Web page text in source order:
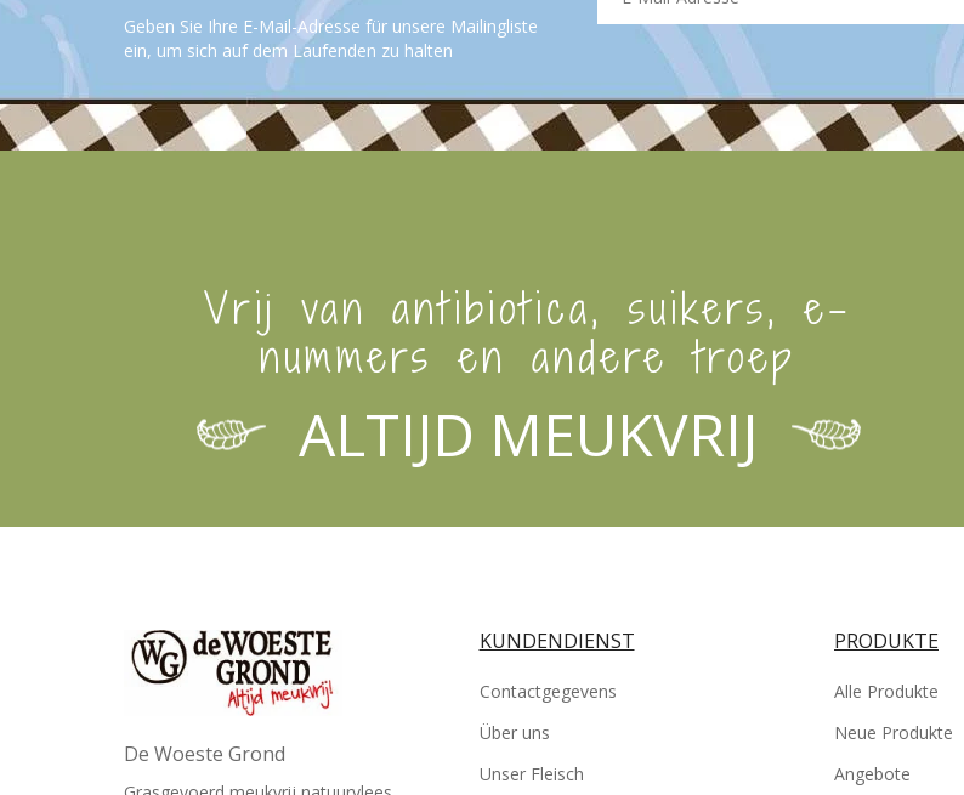
Geben Sie Ihre E-Mail-Adresse für unsere Mailingliste
ein, um sich auf dem Laufenden zu halten
Vrij van antibiotica, suikers, e-
nummers en andere troep
ALTIJD MEUKVRIJ
De Woeste Grond
KUNDENDIENST
Contactgegevens
Über uns
Unser Fleisch
PRODUKTE
Alle Produkte
Neue Produkte
Angebote